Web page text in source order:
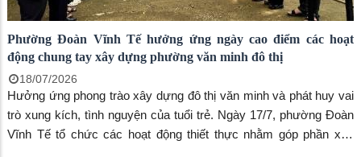
Phường Đoàn Vĩnh Tế hưởng ứng ngày cao điểm các hoạt
động chung tay xây dựng phường văn minh đô thị
18/07/2026
Hưởng ứng phong trào xây dựng đô thị văn minh và phát huy vai
trò xung kích, tình nguyện của tuổi trẻ. Ngày 17/7, phường Đoàn
Vĩnh Tế tổ chức các hoạt động thiết thực nhằm góp phần xây